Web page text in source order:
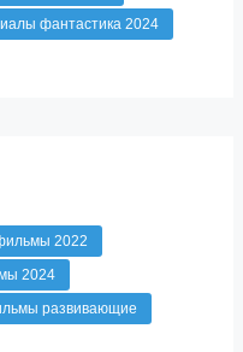
фантастика 2024
2022
2024
развивающие